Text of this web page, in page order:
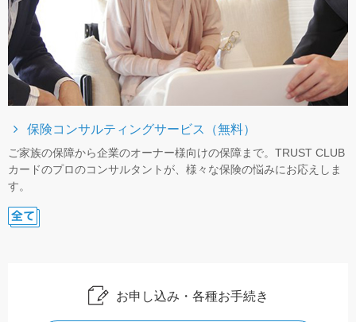
保険コンサルティングサービス（無料）
ご家族の保障から企業のオーナー様向けの保障まで。TRUST CLUB
カードのプロのコンサルタントが、様々な保険の悩みにお応えしま
す。
お申し込み・各種お手続き